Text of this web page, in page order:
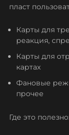
пласт
Карты для
реакция,
Карты для
картах
Фановые
прочее
Где это полезно: